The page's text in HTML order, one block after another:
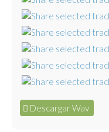
Descargar Wav